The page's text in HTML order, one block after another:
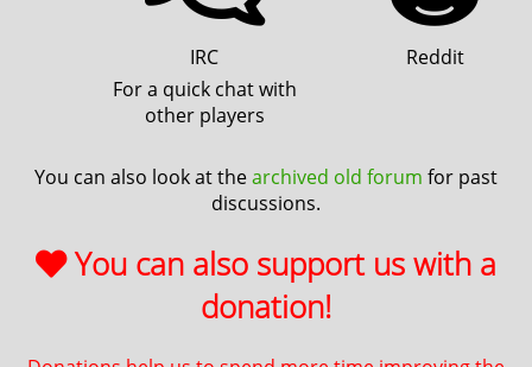
IRC
For a quick chat with
other players
Reddit
You can also look at thearchived old forum for past
discussions.
You can also support us with a
donation!